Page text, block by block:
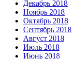
Декабрь 2018
Ноябрь 2018
Октябрь 2018
Сентябрь 2018
Август 2018
Июль 2018
Июнь 2018